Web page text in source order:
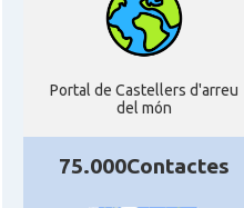
Portal de Castellers d'arreu
del món
75.000Contactes